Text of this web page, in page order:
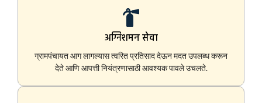
अग्निशमन सेवा
ग्रामपंचायत आग लागल्यास त्वरित प्रतिसाद देऊन मदत उपलब्ध करून
देते आणि आपत्ती नियंत्रणासाठी आवश्यक पावले उचलते.